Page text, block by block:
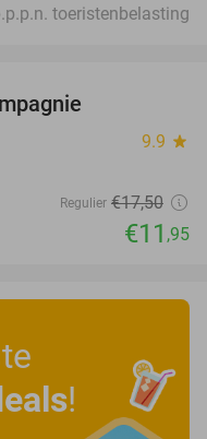
toeristenbelasting
9.9 star
Regulier €17,50
€11 ,95
!